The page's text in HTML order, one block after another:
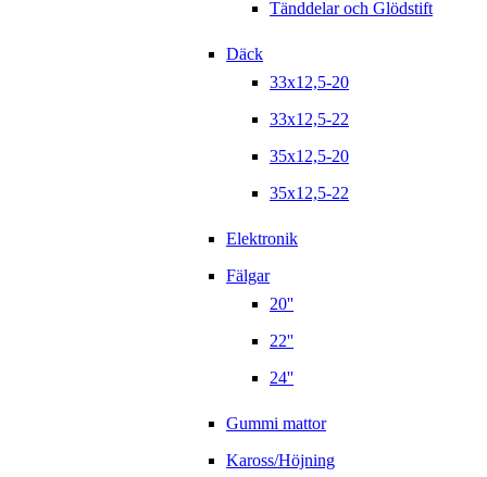
Tänddelar och Glödstift
Däck
33x12,5-20
33x12,5-22
35x12,5-20
35x12,5-22
Elektronik
Fälgar
20''
22''
24''
Gummi mattor
Kaross/Höjning